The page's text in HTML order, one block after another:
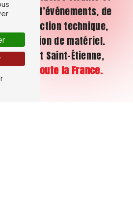
types d’événements, de
la production technique,
la location de matériel.
Lyon et Saint-Étienne,
sur toute la France.